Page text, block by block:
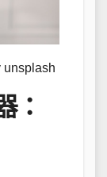
unsplash
：